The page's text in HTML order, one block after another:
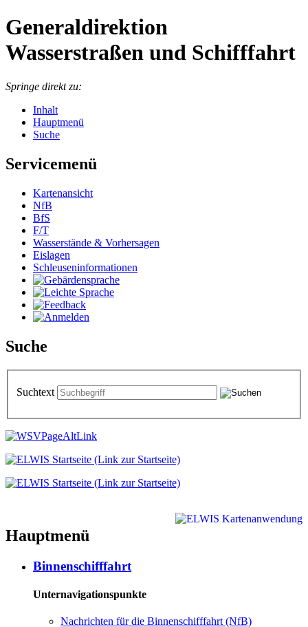
Generaldirektion
Wasserstraßen und Schifffahrt
Springe direkt zu:
Inhalt
Hauptmenü
Suche
Servicemenü
Kartenansicht
NfB
BfS
F/T
Wasserstände & Vorhersagen
Eislagen
Schleuseninformationen
Suche
Suchtext
Hauptmenü
Binnenschifffahrt
Unternavigationspunkte
Nachrichten für die Binnenschifffahrt (NfB)